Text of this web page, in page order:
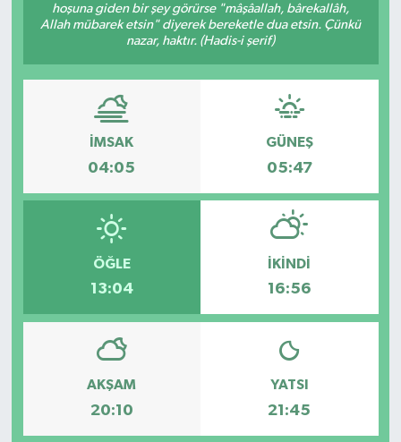
hoşuna giden bir şey görürse "mâşâallah, bârekallâh,
Allah mübarek etsin" diyerek bereketle dua etsin. Çünkü
nazar, haktır. (Hadis-i şerif)
İMSAK
04:05
GÜNEŞ
05:47
ÖĞLE
13:04
İKINDI
16:56
AKŞAM
20:10
YATSI
21:45
Dünya
Magazin
Gündem
Teknoloji
Genel
Bilim, Teknoloji